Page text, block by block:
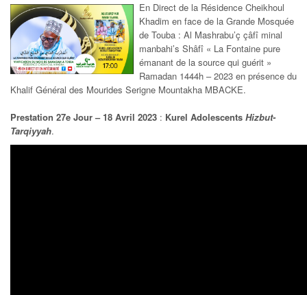
En Direct de la Résidence Cheikhoul
Khadim en face de la Grande Mosquée
de Touba : Al Mashrabu’ç çâfî minal
manbahi’s Shâfî « La Fontaine pure
émanant de la source qui guérit »
Ramadan 1444h – 2023 en présence du
Khalif Général des Mourides Serigne Mountakha MBACKE.
Prestation 27e Jour – 18 Avril 2023 : Kurel Adolescents Hizbut-
Tarqiyyah.